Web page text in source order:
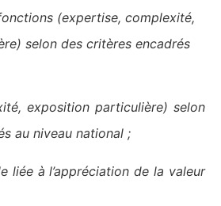
(expertise, complexité,
selon des critères encadrés
exposition particulière) selon
au niveau national ;
liée à l’appréciation de la valeur